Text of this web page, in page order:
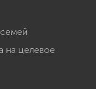
на целевое